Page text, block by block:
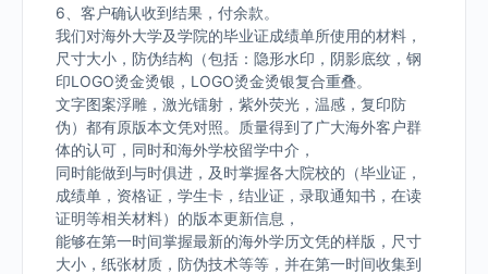
6、客户确认收到结果，付余款。
我们对海外大学及学院的毕业证成绩单所使用的材料，
尺寸大小，防伪结构（包括：隐形水印，阴影底纹，钢
印LOGO烫金烫银，LOGO烫金烫银复合重叠。
文字图案浮雕，激光镭射，紫外荧光，温感，复印防
伪）都有原版本文凭对照。质量得到了广大海外客户群
体的认可，同时和海外学校留学中介，
同时能做到与时俱进，及时掌握各大院校的（毕业证，
成绩单，资格证，学生卡，结业证，录取通知书，在读
证明等相关材料）的版本更新信息，
能够在第一时间掌握最新的海外学历文凭的样版，尺寸
大小，纸张材质，防伪技术等等，并在第一时间收集到